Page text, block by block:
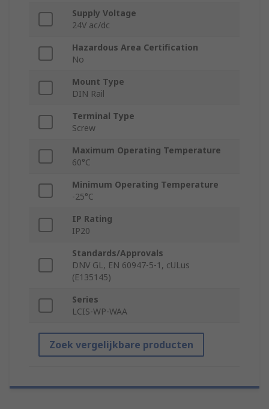
Supply Voltage
24V ac/dc
Hazardous Area Certification
No
Mount Type
DIN Rail
Terminal Type
Screw
Maximum Operating Temperature
60°C
Minimum Operating Temperature
-25°C
IP Rating
IP20
Standards/Approvals
DNV GL, EN 60947-5-1, cULus
(E135145)
Series
LCIS-WP-WAA
Zoek vergelijkbare producten